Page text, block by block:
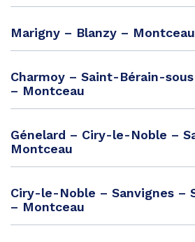
Marigny – Blanzy – Montceau
Charmoy – Saint-Bérain-
– Montceau
Génelard – Ciry-le-Noble –
Montceau
Ciry-le-Noble – Sanvignes –
– Montceau